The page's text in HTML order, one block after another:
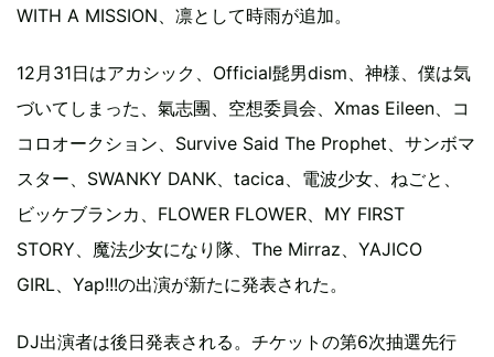
WITH A MISSION、凛として時雨が追加。
12月31日はアカシック、Official髭男dism、神様、僕は気
づいてしまった、氣志團、空想委員会、Xmas Eileen、コ
コロオークション、Survive Said The Prophet、サンボマ
スター、SWANKY DANK、tacica、電波少女、ねごと、
ビッケブランカ、FLOWER FLOWER、MY FIRST
STORY、魔法少女になり隊、The Mirraz、YAJICO
GIRL、Yap!!!の出演が新たに発表された。
DJ出演者は後日発表される。チケットの第6次抽選先行